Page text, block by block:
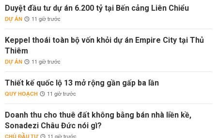
Duyệt đầu tư dự án 6.200 tỷ tại Bến cảng Liên Chiểu
DỰ ÁN 11 giờ trước
Keppel thoái toàn bộ vốn khỏi dự án Empire City tại Thủ
Thiêm
DỰ ÁN 11 giờ trước
Thiết kế quốc lộ 13 mở rộng gần gấp ba lần
QUY HOẠCH 11 giờ trước
Doanh thu cho thuê đất không bằng bán nhà liền kề,
Sonadezi Châu Đức nói gì?